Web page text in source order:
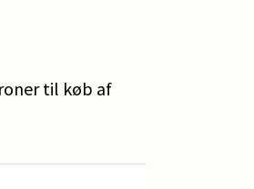
til køb af